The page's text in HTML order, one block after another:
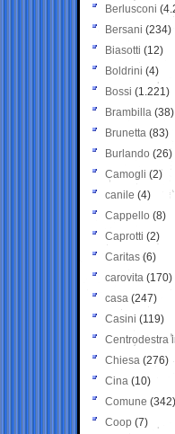
Berlusconi
Bersani (234)
Biasotti (12)
Boldrini (4)
Bossi (1.221)
Brambilla (38)
Brunetta (83)
Burlando (26)
Camogli (2)
canile (4)
Cappello (8)
Caprotti (2)
Caritas (6)
carovita (170)
casa (247)
Casini (119)
Centrodestra
Chiesa (276)
Cina (10)
Comune (342)
Coop (7)